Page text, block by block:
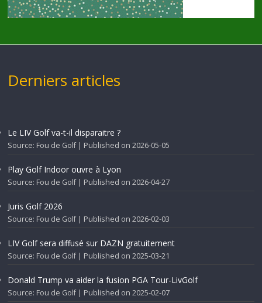
Derniers articles
Le LIV Golf va-t-il disparaitre ?
Source: Fou de Golf Published on 2026-05-05
Play Golf Indoor ouvre à Lyon
Source: Fou de Golf Published on 2026-04-27
Juris Golf 2026
Source: Fou de Golf Published on 2026-02-03
LIV Golf sera diffusé sur DAZN gratuitement
Source: Fou de Golf Published on 2025-03-21
Donald Trump va aider la fusion PGA Tour-LivGolf
Source: Fou de Golf Published on 2025-02-07